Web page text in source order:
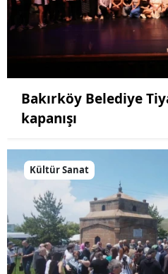
Bakırköy Belediye
kapanışı
Kültür Sanat